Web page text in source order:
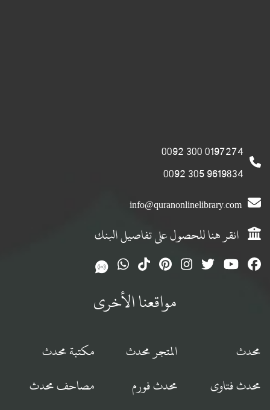
0197274 300 0092
9619834 305 0092
info@quranonlinelibrary.com
انقر هنا للحصول على تفاصيل البنك
مواقعنا الأخرى
محدث المتجر محدث
مكتبة محدث
محدث فتاوى
محدث فورم
مصاحف محدث